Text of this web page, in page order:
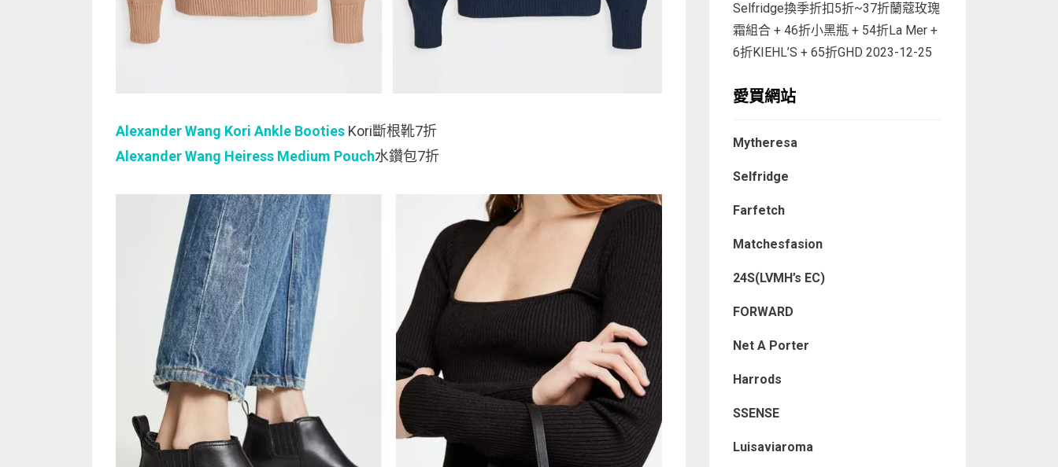
Alexander Wang Kori Ankle Booties Kori斷根靴7折
Alexander Wang Heiress Medium Pouch水鑽包7折
Selfridge換季折扣5折~37折蘭蔻玫瑰
霜組合 + 46折小黑瓶 + 54折La Mer +
6折KIEHL’S + 65折GHD 2023-12-25
愛買網站
Mytheresa
Selfridge
Farfetch
Matchesfasion
24S(LVMH’s EC)
FORWARD
Net A Porter
Harrods
SSENSE
Luisaviaroma